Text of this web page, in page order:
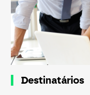
Destinatários